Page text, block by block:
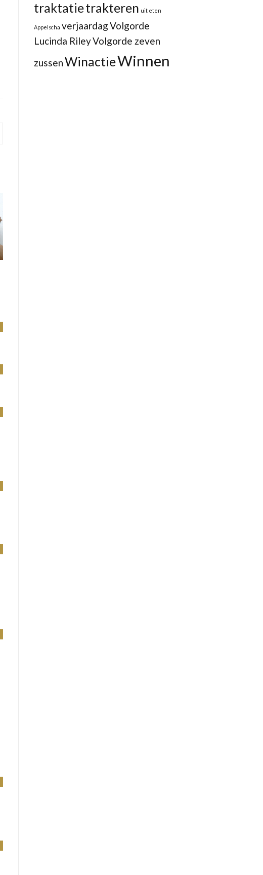
traktatietrakteren uit eten
Appelscha verjaardagVolgorde
Lucinda RileyVolgorde zeven
zussenWinactieWinnen